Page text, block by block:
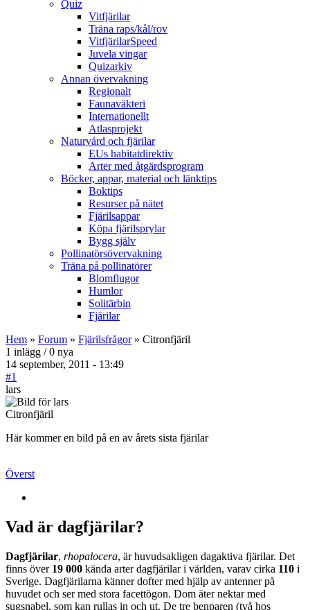
Quiz
Vitfjärilar
Träna raps/kål/rov
VitfjärilarSpeed
Juvela vingar
Quizarkiv
Annan övervakning
Regionalt
Faunaväkteri
Internationellt
Atlasprojekt
Naturvård och fjärilar
EUs habitatdirektiv
Arter med åtgärdsprogram
Böcker, appar, material och länktips
Boktips
Resurser på nätet
Fjärilsappar
Köpa fjärilsprylar
Bygg själv
Pollinatörsövervakning
Träna på pollinatörer
Blomflugor
Humlor
Solitärbin
Fjärilar
Hem » Forum » Fjärilsfrågor» Citronfjäril
1 inlägg / 0 nya
14 september, 2011 - 13:49
#1
lars
Citronfjäril
Här kommer en bild på en av årets sista fjärilar
Överst
Vad är dagfjärilar?
Dagfjärilar, rhopalocera, är huvudsakligen dagaktiva fjärilar. Det
finns över 19 000 kända arter dagfjärilar i världen, varav cirka 110 i
Sverige. Dagfjärilarna känner dofter med hjälp av antenner på
huvudet och ser med stora facettögon. Dom äter nektar med
sugsnabel, som kan rullas in och ut. De tre benparen (två hos